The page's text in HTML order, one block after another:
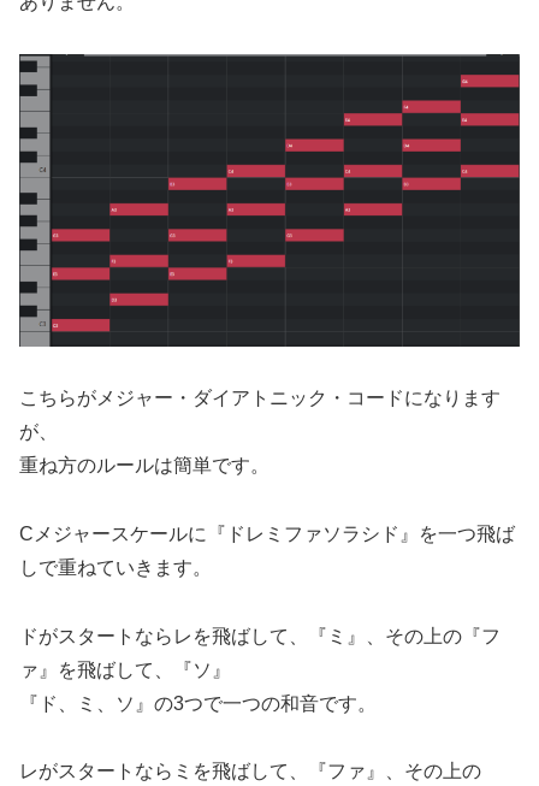
こちらがメジャー・ダイアトニック・コードになります
が、
重ね方のルールは簡単です。
Cメジャースケールに『ドレミファソラシド』を一つ飛ば
しで重ねていきます。
ドがスタートならレを飛ばして、『ミ』、その上の『フ
ァ』を飛ばして、『ソ』
『ド、ミ、ソ』の3つで一つの和音です。
レがスタートならミを飛ばして、『ファ』、その上の